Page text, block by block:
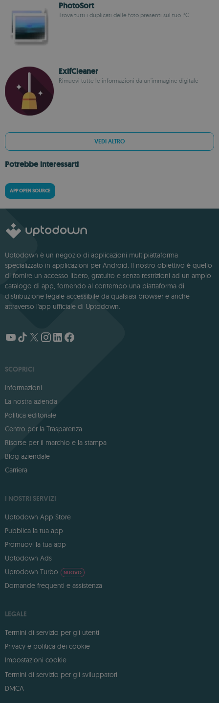
PhotoSort
Trova tutti i duplicati delle foto presenti sul tuo PC
ExifCleaner
Rimuovi tutte le informazioni da un'immagine digitale
VEDI ALTRO
Potrebbe interessarti
APP OPEN SOURCE
Uptodown è un negozio di applicazioni multipiattaforma
specializzato in applicazioni per Android. Il nostro obiettivo è quello
di fornire un accesso libero, gratuito e senza restrizioni ad un ampio
catalogo di app, fornendo al contempo una piattaforma di
distribuzione legale accessibile da qualsiasi browser e anche
attraverso l'app ufficiale di Uptodown.
SCOPRICI
Informazioni
La nostra azienda
Politica editoriale
Centro per la Trasparenza
Risorse per il marchio e la stampa
Blog aziendale
Carriera
I NOSTRI SERVIZI
Uptodown App Store
Pubblica la tua app
Promuovi la tua app
Uptodown Ads
Uptodown Turbo
NUOVO
Domande frequenti e assistenza
LEGALE
Termini di servizio per gli utenti
Privacy e politica dei cookie
Impostazioni cookie
Termini di servizio per gli sviluppatori
DMCA